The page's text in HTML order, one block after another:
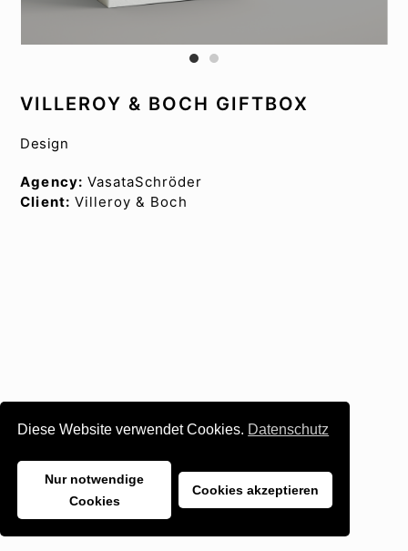
VILLEROY & BOCH GIFTBOX
Design
Agency: VasataSchröder
Client: Villeroy & Boch
Diese Website verwendet Cookies. Datenschutz
Nur notwendige
Cookies
Cookies akzeptieren